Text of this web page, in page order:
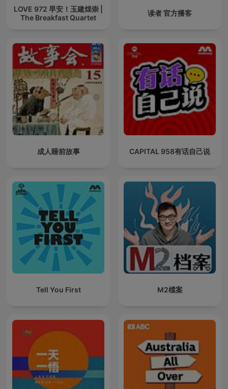
LOVE 972 早安！玉建煌崇 |
The Breakfast Quartet
读者 官方播客
成人睡前故事 CAPITAL 958有话自己说
Tell You First M2檔案